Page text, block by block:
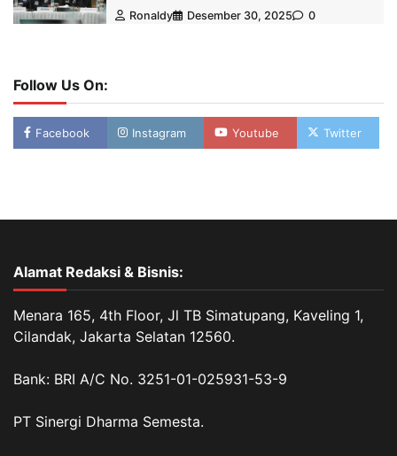
Ronaldy Desember 30, 2025 0
Follow Us On:
Facebook Instagram Youtube Twitter
Alamat Redaksi & Bisnis:
Menara 165, 4th Floor, Jl TB Simatupang, Kaveling 1,
Cilandak, Jakarta Selatan 12560.
Bank: BRI A/C No. 3251-01-025931-53-9
PT Sinergi Dharma Semesta.